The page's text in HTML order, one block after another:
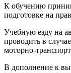
К обучению
подготовке на
Учебную езду на
проводить в
моторно-
В дополнение к